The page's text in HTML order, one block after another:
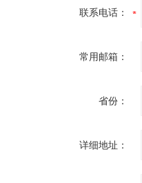
联系电话：
常用邮箱：
省份：
详细地址：